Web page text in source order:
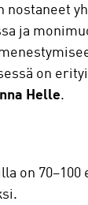
ja
on
Helle.
on